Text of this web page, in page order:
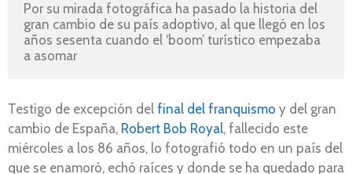
Por su mirada fotográfica ha pasado la historia del
gran cambio de su país adoptivo, al que llegó en los
años sesenta cuando el ‘boom’ turístico empezaba
a asomar
Testigo de excepción del final del franquismo y del gran
cambio de España, Robert Bob Royal, fallecido este
miércoles a los 86 años, lo fotografió todo en un país del
que se enamoró, echó raíces y donde se ha quedado para